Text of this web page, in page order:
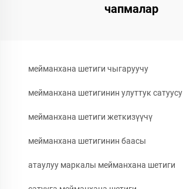
чапмалар
мейманхана шетиги чыгаруучу
мейманхана шетигинин улуттук сатуусу
мейманхана шетиги жеткизүүчү
мейманхана шетигинин баасы
атаулуу маркалы мейманхана шетиги